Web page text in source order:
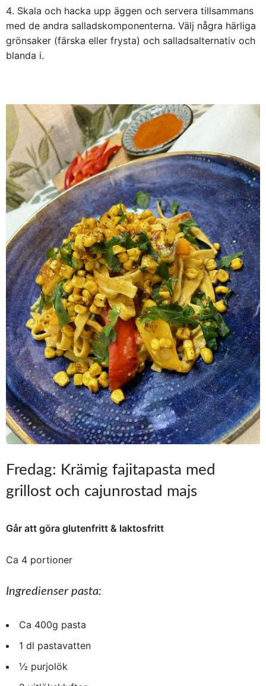
Skala och hacka upp äggen och servera tillsammans
med de andra salladskomponenterna. Välj några härliga
grönsaker (färska eller frysta) och salladsalternativ och
blanda i.
Fredag: Krämig fajitapasta med
grillost och cajunrostad majs
Går att göra glutenfritt & laktosfritt
Ca 4 portioner
Ingredienser pasta:
Ca 400g pasta
1 dl pastavatten
½ purjolök